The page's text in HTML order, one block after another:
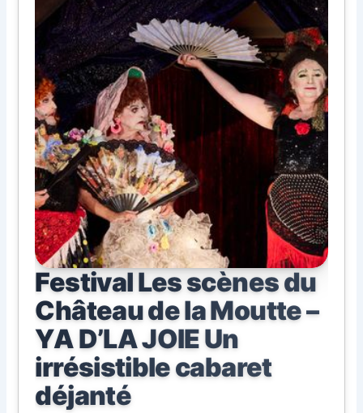
Festival Les scènes du
Château de la Moutte –
YA D’LA JOIE Un
irrésistible cabaret
déjanté